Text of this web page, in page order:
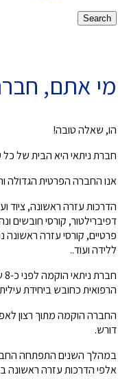
Search
מי אתם,
הו, שאלה טובה!
חברת ניתאי היא הבית של
אנו החברה הפרטית הגדולה
הדרכות עזרה ראשונה, ציוד
דפיברילטור, קורסי חובשים
פרטיים, קורסי עזרה
ללידה ועוד..
הרפואית כחובש ביחידת
החברה הוקמה מתוך רצון
דורש.
במהלך השנים התפתחה
אלפי הדרכות עזרה ראשונה